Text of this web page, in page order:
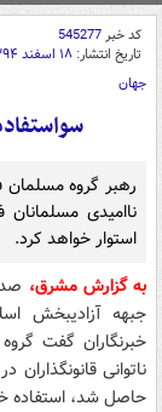
کد خبر545277
تاریخ انتشار: ۱۸ اسفند ۱۳۹۴ - ۰۹:۳۸
جهان
رهبر گروه
ناامیدی
استوار خواهد کرد.
به گزارش مشرق،
خبرنگاران گفت
حاصل شد، استفاده